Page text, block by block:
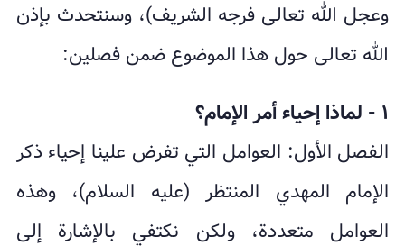
وعجل الله تعالى فرجه الشريف)، وسنتحدث بإذن
الله تعالى حول هذا الموضوع ضمن فصلين:
١ - لماذا إحياء أمر الإمام؟
الفصل الأول: العوامل التي تفرض علينا إحياء ذكر
الإمام المهدي المنتظر (عليه السلام)، وهذه
العوامل متعددة، ولكن نكتفي بالإشارة إلى